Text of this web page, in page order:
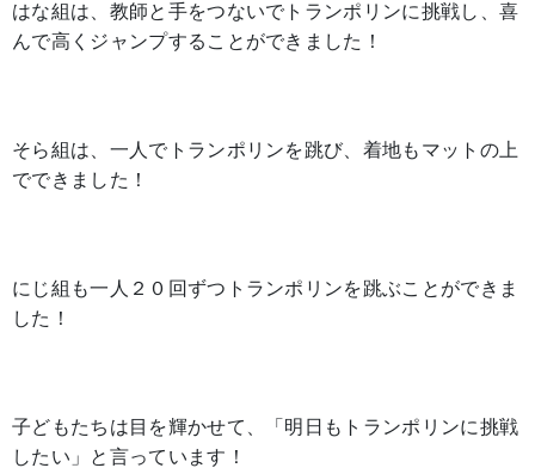
はな組は、教師と手をつないでトランポリンに挑戦し、喜
んで高くジャンプすることができました！
そら組は、一人でトランポリンを跳び、着地もマットの上
でできました！
にじ組も一人２０回ずつトランポリンを跳ぶことができま
した！
子どもたちは目を輝かせて、「明日もトランポリンに挑戦
したい」と言っています！